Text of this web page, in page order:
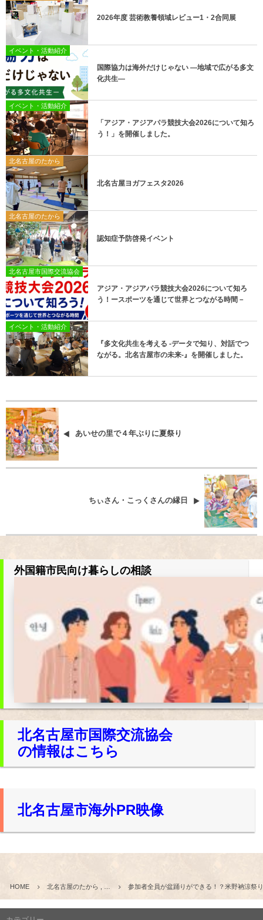
2026年度 芸術教養領域レビュー1・2合同展
イベント・活動紹介
国際協力は海外だけじゃない ―地域で広がる多文
化共生―
イベント・活動紹介
「アジア・アジアパラ競技大会2026について知ろ
う！」を開催しました。
北名古屋のたから
北名古屋ヨガフェスタ2026
北名古屋のたから
認知症予防啓発イベント
北名古屋市国際交流協会
アジア・アジアパラ競技大会2026について知ろ
う！ースポーツを通じて世界とつながる時間－
イベント・活動紹介
『多文化共生を考える -データで知り、対話でつ
ながる。北名古屋市の未来-』を開催しました。
あいせの里で４年ぶりに夏祭り
ちぃさん・こっくさんの縁日
外国籍市民向け暮らしの相談
北名古屋市国際交流協会
の情報はこちら
北名古屋市海外PR映像
HOME 北名古屋のたから , … 参加者全員が盆踊りができる！？米野衲涼祭り